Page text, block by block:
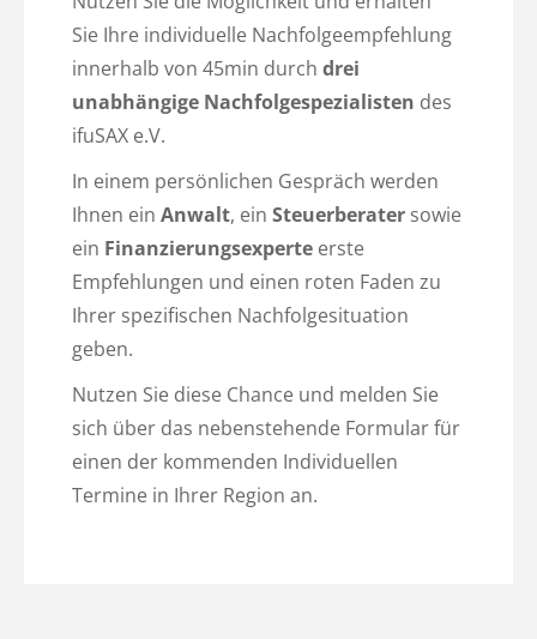
Sie Ihre individuelle Nachfolgeempfehlung
innerhalb von 45min durch drei
unabhängige Nachfolgespezialisten des
ifuSAX e.V.
In einem persönlichen Gespräch werden
Ihnen ein Anwalt, ein Steuerberater sowie
ein Finanzierungsexperte erste
Empfehlungen und einen roten Faden zu
Ihrer spezifischen Nachfolgesituation
geben.
Nutzen Sie diese Chance und melden Sie
sich über das nebenstehende Formular für
einen der kommenden Individuellen
Termine in Ihrer Region an.